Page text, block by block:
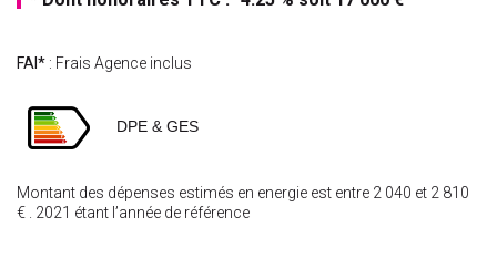
FAI* : Frais Agence inclus
DPE & GES
Montant des dépenses estimés en energie est entre 2 040 et 2 810
€ . 2021 étant l’année de référence